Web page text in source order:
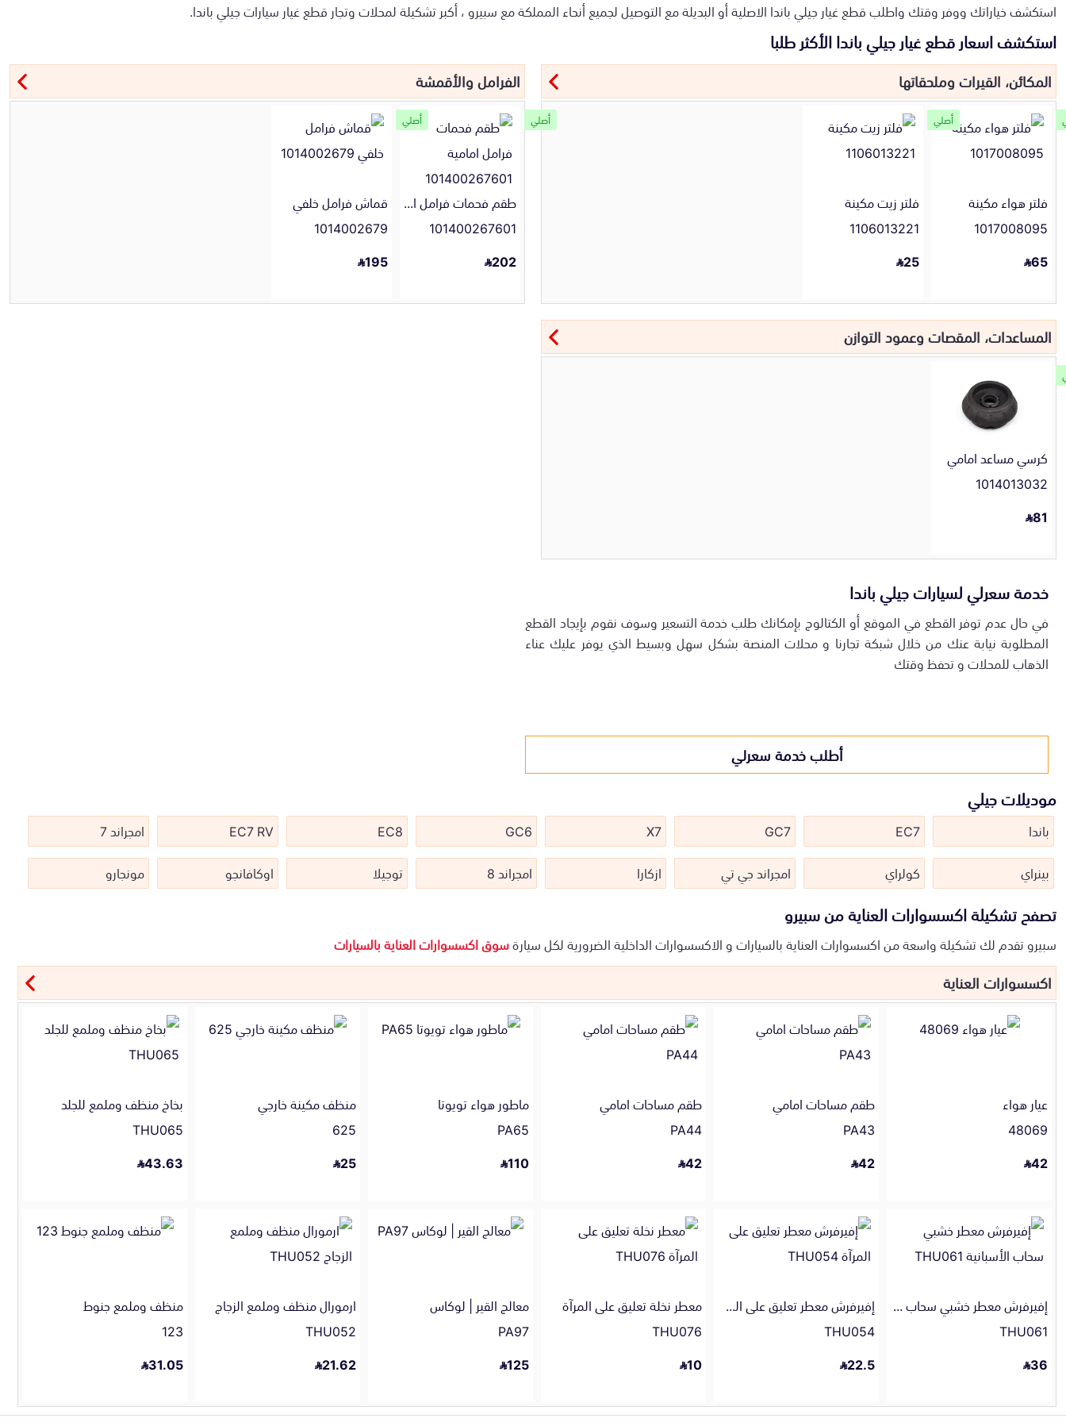
استكشف خياراتك ووفر وقتك واطلب قطع غيار جيلي باندا الاصلية أو البديلة مع التوصيل لجميع أنحاء المملكة مع سبيرو ، أكبر تشكيلة لمحلات وتجار قطع غيار سيارات جيلي باندا.
استكشف اسعار قطع غيار جيلي باندا الأكثر طلبا
المكائن، القيرات وملحقاتها
فلتر هواء مكينة
1017008095
65
أصلي
فلتر زيت مكينة
1106013221
25
الفرامل والأقمشة
أصلي
طقم فحمات فرامل امامية
101400267601
202
أصلي
قماش فرامل خلفي
1014002679
195
المساعدات، المقصات وعمود التوازن
كرسي مساعد امامي
1014013032
81
خدمة سعرلي لسيارات جيلي باندا
في حال عدم توفر القطع في الموقع أو الكتالوج بإمكانك طلب خدمة التسعير وسوف نقوم بإيجاد القطع
المطلوبة نيابة عنك من خلال شبكة تجارنا و محلات المنصة بشكل سهل وبسيط الذي يوفر عليك عناء
الذهاب للمحلات و تحفظ وقتك
أطلب خدمة سعرلي
موديلات جيلي
باندا EC7
GC7
X7
GC6
EC8
EC7 RV
امجراند 7
بينراي
كولراي امجراند جي تي ازكارا امجراند 8 توجيلا اوكافانجو مونجارو
تصفح تشكيلة اكسسوارات العناية من سبيرو
سبيرو تقدم لك تشكيلة واسعة من اكسسوارات العناية بالسيارات و الاكسسوارات الداخلية الضرورية لكل سيارةسوق اكسسوارات العناية بالسيارات
اكسسوارات العناية
عيار هواء
48069
42
طقم مساحات امامي
PA43
42
طقم مساحات امامي
PA44
42
ماطور هواء تويوتا
PA65
110
منظف مكينة خارجي
625
25
بخاخ منظف وملمع للجلد
THU065
43.63
إفيرفرش معطر خشبي سحاب الأسبانية
THU061
36
إفيرفرش معطر تعليق على المرآة
THU054
22.5
معطر نخلة تعليق على المرآة
THU076
10
معالج القير | لوكاس
PA97
125
ارمورال منظف وملمع الزجاج
THU052
21.62
منظف وملمع جنوط
123
31.05